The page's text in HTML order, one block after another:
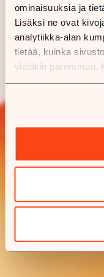
ominaisuuksia ja
Lisäksi ne ovat
analytiikka-alan
tietää, kuinka
vieläkin paremman.